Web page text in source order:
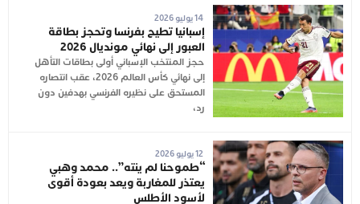
14 يوليو 2026
إسبانيا تطيح بفرنسا وتحجز بطاقة
العبور إلى نهائي مونديال 2026
حجز المنتخب الإسباني أولى بطاقات التأهل
إلى نهائي كأس العالم 2026، عقب انتصاره
المستحق على نظيره الفرنسي بهدفين دون
رد،
12 يوليو 2026
“طموحنا لم ينته”.. محمد وهبي
يعتذر للمغاربة ويعد بعودة أقوى
لأسود الأطلس